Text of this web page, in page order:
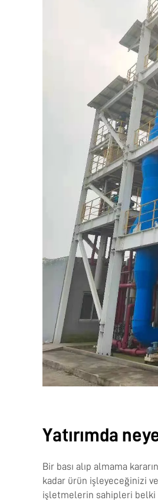
Yatırımda
Bir bası alıp almama
kadar ürün işleyeceğinizi
işletmelerin sahipleri belki